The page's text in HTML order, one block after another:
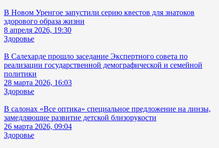
В Новом Уренгое запустили серию квестов для знатоков
здорового образа жизни
8 апреля 2026, 19:30
Здоровье
В Салехарде прошло заседание Экспертного совета по
реализации государственной демографической и семейной
политики
28 марта 2026, 16:03
Здоровье
В салонах «Все оптика» специальное предложение на линзы,
замедляющие развитие детской близорукости
26 марта 2026, 09:04
Здоровье